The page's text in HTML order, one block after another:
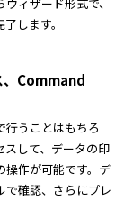
します。
、Command
行うことはもちろ
スして、データの印
操作が可能です。デ
で確認、さらにプレ